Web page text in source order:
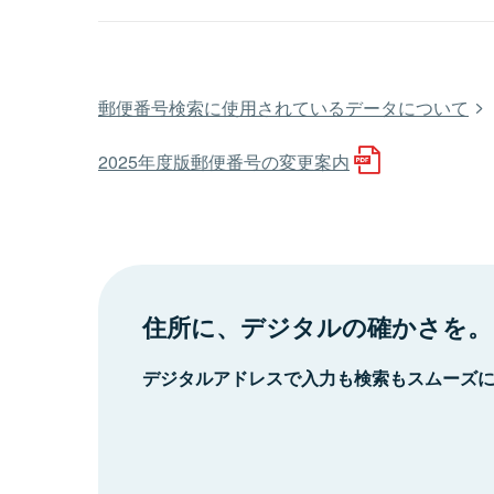
郵便番号検索に使用されているデータについて
2025年度版郵便番号の変更案内
住所に、デジタルの確かさを。
デジタルアドレスで入力も検索もスムーズ